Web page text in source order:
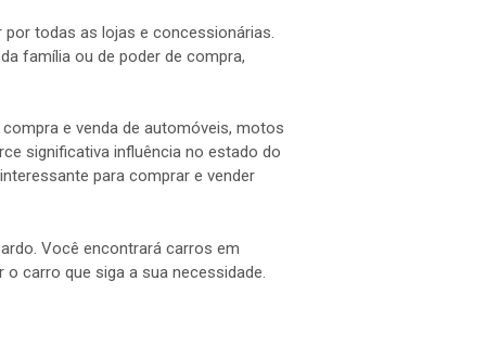
todas as lojas e concessionárias.
família ou de poder de compra,
e venda de automóveis, motos
significativa influência no estado do
para comprar e vender
Você encontrará carros em
carro que siga a sua necessidade.